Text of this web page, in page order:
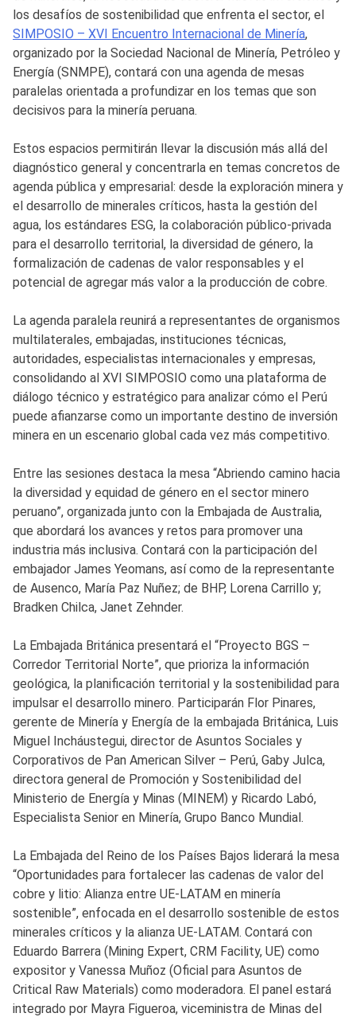
los desafíos de sostenibilidad que enfrenta el sector, el
SIMPOSIO – XVI Encuentro Internacional de Minería,
organizado por la Sociedad Nacional de Minería, Petróleo y
Energía (SNMPE), contará con una agenda de mesas
paralelas orientada a profundizar en los temas que son
decisivos para la minería peruana.
Estos espacios permitirán llevar la discusión más allá del
diagnóstico general y concentrarla en temas concretos de
agenda pública y empresarial: desde la exploración minera y
el desarrollo de minerales críticos, hasta la gestión del
agua, los estándares ESG, la colaboración público-privada
para el desarrollo territorial, la diversidad de género, la
formalización de cadenas de valor responsables y el
potencial de agregar más valor a la producción de cobre.
La agenda paralela reunirá a representantes de organismos
multilaterales, embajadas, instituciones técnicas,
autoridades, especialistas internacionales y empresas,
consolidando al XVI SIMPOSIO como una plataforma de
diálogo técnico y estratégico para analizar cómo el Perú
puede afianzarse como un importante destino de inversión
minera en un escenario global cada vez más competitivo.
Entre las sesiones destaca la mesa “Abriendo camino hacia
la diversidad y equidad de género en el sector minero
peruano”, organizada junto con la Embajada de Australia,
que abordará los avances y retos para promover una
industria más inclusiva. Contará con la participación del
embajador James Yeomans, así como de la representante
de Ausenco, María Paz Nuñez; de BHP, Lorena Carrillo y;
Bradken Chilca, Janet Zehnder.
La Embajada Británica presentará el “Proyecto BGS –
Corredor Territorial Norte”, que prioriza la información
geológica, la planificación territorial y la sostenibilidad para
impulsar el desarrollo minero. Participarán Flor Pinares,
gerente de Minería y Energía de la embajada Británica, Luis
Miguel Incháustegui, director de Asuntos Sociales y
Corporativos de Pan American Silver – Perú, Gaby Julca,
directora general de Promoción y Sostenibilidad del
Ministerio de Energía y Minas (MINEM) y Ricardo Labó,
Especialista Senior en Minería, Grupo Banco Mundial.
La Embajada del Reino de los Países Bajos liderará la mesa
“Oportunidades para fortalecer las cadenas de valor del
cobre y litio: Alianza entre UE-LATAM en minería
sostenible”, enfocada en el desarrollo sostenible de estos
minerales críticos y la alianza UE-LATAM. Contará con
Eduardo Barrera (Mining Expert, CRM Facility, UE) como
expositor y Vanessa Muñoz (Oficial para Asuntos de
Critical Raw Materials) como moderadora. El panel estará
integrado por Mayra Figueroa, viceministra de Minas del